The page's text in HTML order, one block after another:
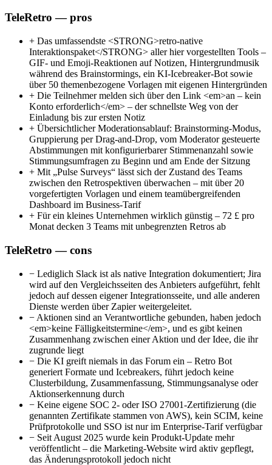
TeleRetro — pros
+ Das umfassendste <STRONG>retro-native
Interaktionspaket</STRONG> aller hier vorgestellten Tools –
GIF- und Emoji-Reaktionen auf Notizen, Hintergrundmusik
während des Brainstormings, ein KI-Icebreaker-Bot sowie
über 50 themenbezogene Vorlagen mit eigenen Hintergründen
+ Die Teilnehmer melden sich über den Link <em>an – kein
Konto erforderlich</em> – der schnellste Weg von der
Einladung bis zur ersten Notiz
+ Übersichtlicher Moderationsablauf: Brainstorming-Modus,
Gruppierung per Drag-and-Drop, vom Moderator gesteuerte
Abstimmungen mit konfigurierbarer Stimmenanzahl sowie
Stimmungsumfragen zu Beginn und am Ende der Sitzung
+ Mit „Pulse Surveys“ lässt sich der Zustand des Teams
zwischen den Retrospektiven überwachen – mit über 20
vorgefertigten Vorlagen und einem teamübergreifenden
Dashboard im Business-Tarif
+ Für ein kleines Unternehmen wirklich günstig – 72 £ pro
Monat decken 3 Teams mit unbegrenzten Retros ab
TeleRetro — cons
− Lediglich Slack ist als native Integration dokumentiert; Jira
wird auf den Vergleichsseiten des Anbieters aufgeführt, fehlt
jedoch auf dessen eigener Integrationsseite, und alle anderen
Dienste werden über Zapier weitergeleitet.
− Aktionen sind an Verantwortliche gebunden, haben jedoch
<em>keine Fälligkeitstermine</em>, und es gibt keinen
Zusammenhang zwischen einer Aktion und der Idee, die ihr
zugrunde liegt
− Die KI greift niemals in das Forum ein – Retro Bot
generiert Formate und Icebreakers, führt jedoch keine
Clusterbildung, Zusammenfassung, Stimmungsanalyse oder
Aktionserkennung durch
− Keine eigene SOC 2- oder ISO 27001-Zertifizierung (die
genannten Zertifikate stammen von AWS), kein SCIM, keine
Prüfprotokolle und SSO ist nur im Enterprise-Tarif verfügbar
− Seit August 2025 wurde kein Produkt-Update mehr
veröffentlicht – die Marketing-Website wird aktiv gepflegt,
das Änderungsprotokoll jedoch nicht